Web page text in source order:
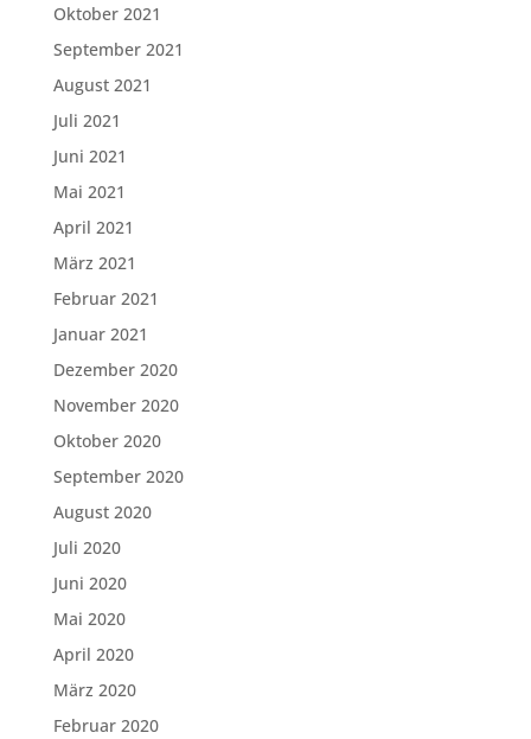
Oktober 2021
September 2021
August 2021
Juli 2021
Juni 2021
Mai 2021
April 2021
März 2021
Februar 2021
Januar 2021
Dezember 2020
November 2020
Oktober 2020
September 2020
August 2020
Juli 2020
Juni 2020
Mai 2020
April 2020
März 2020
Februar 2020